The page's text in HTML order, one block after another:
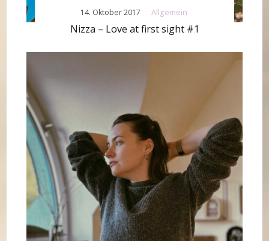
Allgemein
Nizza – Love at first sight #1
14. Oktober 2017